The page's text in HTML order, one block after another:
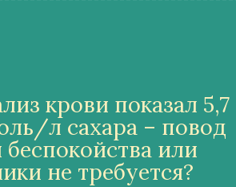
крови показал 5,7
л сахара – повод
беспокойства или
не требуется?